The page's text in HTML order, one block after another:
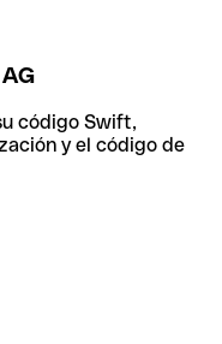
código Swift,
y el código de